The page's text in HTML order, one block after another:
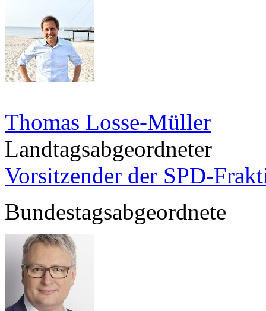
Thomas Losse-Müller
Landtagsabgeordneter
Vorsitzender der SPD-
Bundestagsabgeordnete